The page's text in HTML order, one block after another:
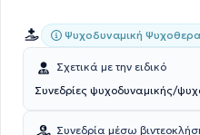
Ψυχοδυναμική
Σχετικά με την ειδικό
Συνεδρίες ψυχοδυναμικής/
Συνεδρία μέσω